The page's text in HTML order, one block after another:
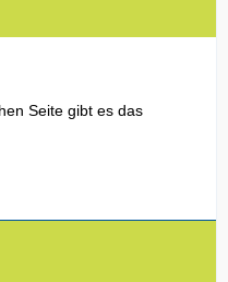
Seite gibt es das